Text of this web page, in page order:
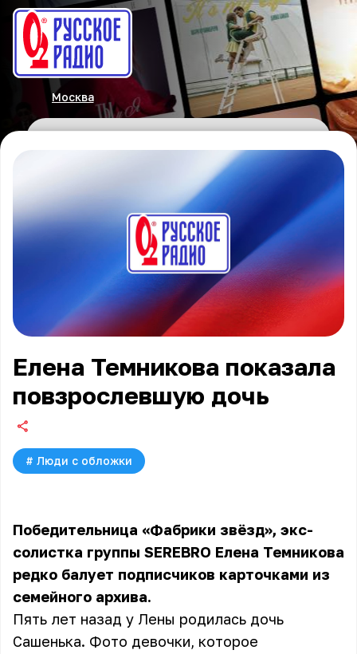
Москва
Елена Темникова показала
повзрослевшую дочь
# Люди с обложки
Победительница «Фабрики звёзд», экс-
солистка группы SEREBRO Елена Темникова
редко балует подписчиков карточками из
семейного архива.
Пять лет назад у Лены родилась дочь
Сашенька. Фото девочки, которое